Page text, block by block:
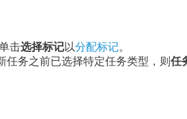
击选择标记以分配标记。
务之前已选择特定任务类型，则任